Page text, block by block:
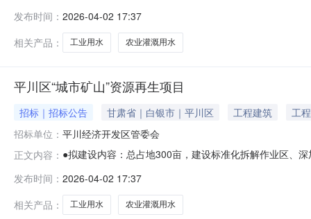
适配多元市场。●投资要素供给情况：工业用水主功能
热充裕，
发布时间： 2026-04-02 17:37
相关产品：
工业用水 农业灌溉用水
平川区“城市矿山”资源再生项目
招标｜招标公告 甘肃省｜白银市｜平川区 工程建筑
工程
招标单位： 平川经济开发区管委会
正文内容： ●拟建设内容：总占地300亩，建设标准化拆解作业区、
料，市场附加值高；规范再生资源回收秩序，构建“阳光
电价平段每度0
发布时间： 2026-04-02 17:37
相关产品：
工业用水 农业灌溉用水